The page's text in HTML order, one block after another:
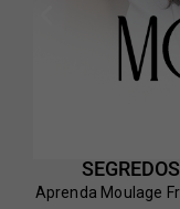
Aprenda Moulage